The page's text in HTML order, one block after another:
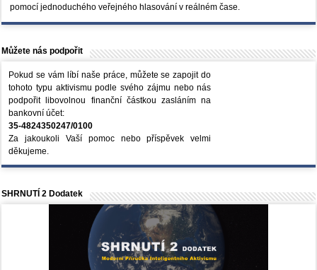
pomocí jednoduchého veřejného hlasování v reálném čase.
Můžete nás podpořit
Pokud se vám líbí naše práce, můžete se zapojit do
tohoto typu aktivismu podle svého zájmu nebo nás
podpořit libovolnou finanční částkou zasláním na
bankovní účet:
35-4824350247/0100
Za jakoukoli Vaší pomoc nebo příspěvek velmi
děkujeme.
SHRNUTÍ 2 Dodatek